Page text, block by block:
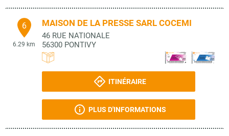
6
6.29 km
MAISON DE LA PRESSE SARL COCEMI
46 RUE NATIONALE
56300 PONTIVY
ITINÉRAIRE
PLUS D'INFORMATIONS